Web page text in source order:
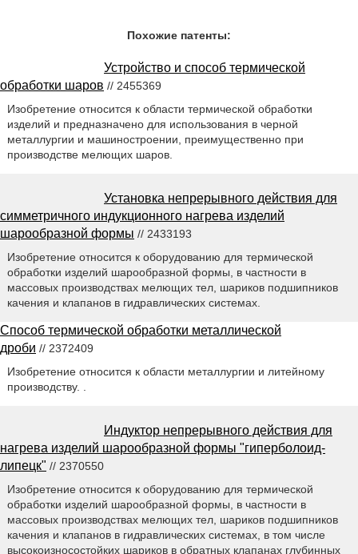
Похожие патенты:
Устройство и способ термической
обработки шаров // 2455369
Изобретение относится к области термической обработки
изделий и предназначено для использования в черной
металлургии и машиностроении, преимущественно при
производстве мелющих шаров.
Установка непрерывного действия для
симметричного индукционного нагрева изделий
шарообразной формы // 2433193
Изобретение относится к оборудованию для термической
обработки изделий шарообразной формы, в частности в
массовых производствах мелющих тел, шариков подшипников
качения и клапанов в гидравлических системах.
Способ термической обработки металлической
дроби // 2372409
Изобретение относится к области металлургии и литейному
производству. .
Индуктор непрерывного действия для
нагрева изделий шарообразной формы "гиперболоид-
липецк" // 2370550
Изобретение относится к оборудованию для термической
обработки изделий шарообразной формы, в частности в
массовых производствах мелющих тел, шариков подшипников
качения и клапанов в гидравлических системах, в том числе
высокоизносостойких шариков в обратных клапанах глубинных